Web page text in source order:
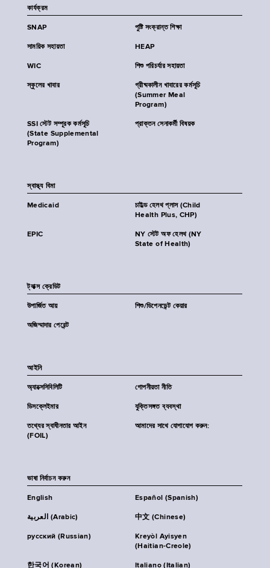
কার্যক্রম
SNAP পুষ্টি সংক্রান্ত শিক্ষা
সাময়িক সহায়তা HEAP
WIC শিশু পরিচর্যার সহায়তা
স্কুলের খাবার
গ্রীষ্মকালীন খাবারের কর্মসূচি
(Summer Meal
Program)
SSI স্টেট সম্পূরক কর্মসূচি
(State Supplemental
Program)
প্রাক্তন সেনাকর্মী বিষয়ক
স্বাস্থ্য বিমা
Medicaid
চাইল্ড হেলথ প্লাস (Child
Health Plus, CHP)
EPIC
NY স্টেট অফ হেলথ (NY
State of Health)
ট্যাক্স ক্রেডিট
উপার্জিত আয় শিশু/ডিপেনডেন্ট কেয়ার
অজিম্মাদার পেরেন্ট
আইনি
অ্যাক্সেসিবিলিটি গোপনীয়তা নীতি
ডিসক্লেইমার যুক্তিসঙ্গত ব্যবস্থা
তথ্যের স্বাধীনতার আইন
(FOIL)
আমাদের সাথে যোগাযোগ করুন:
ভাষা নির্বাচন করুন
English Español (Spanish)
العربية (Arabic) 中文 (Chinese)
русский (Russian)
Kreyòl Ayisyen
(Haitian-Creole)
한국어 (Korean) Italiano (Italian)